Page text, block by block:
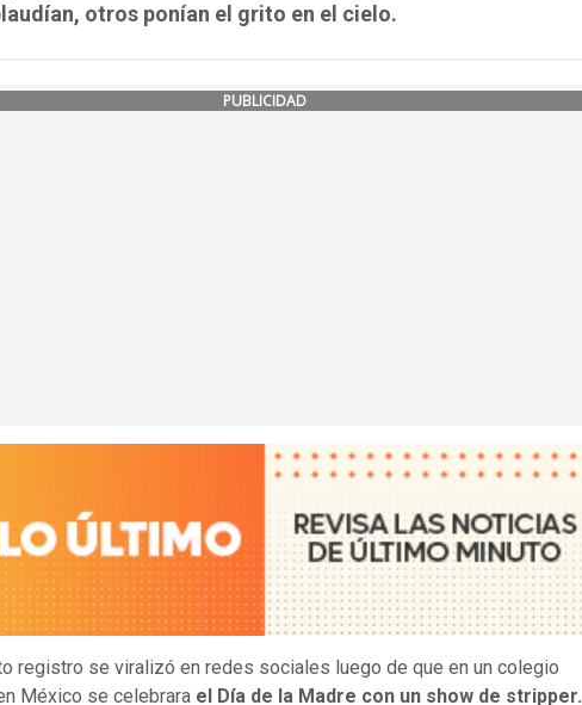
otros ponían el grito en el cielo.
PUBLICIDAD
registro se viralizó en redes sociales luego de que en un colegio
México se celebrara el Día de la Madre con un show de stripper.